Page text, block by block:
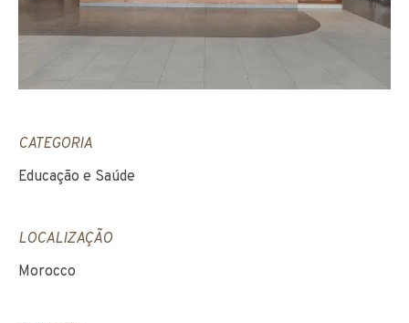
CATEGORIA
Educação e Saúde
LOCALIZAÇÃO
Morocco